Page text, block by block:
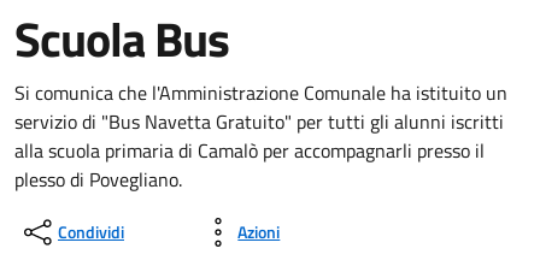
Scuola Bus
Si comunica che l'Amministrazione Comunale ha istituito un
servizio di "Bus Navetta Gratuito" per tutti gli alunni iscritti
alla scuola primaria di Camalò per accompagnarli presso il
plesso di Povegliano.
Condividi Azioni